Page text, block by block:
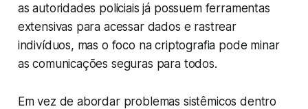
as autoridades policiais já possuem ferramentas
extensivas para acessar dados e rastrear
indivíduos, mas o foco na criptografia pode minar
as comunicações seguras para todos.
Em vez de abordar problemas sistêmicos dentro